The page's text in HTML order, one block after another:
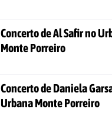
Concerto de Al Safir no
Monte Porreiro
Concerto de Daniela
Urbana Monte Porreiro